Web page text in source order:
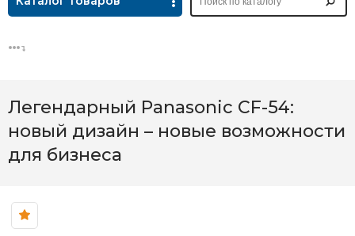
Легендарный Panasonic CF-54:
новый дизайн – новые возможности
для бизнеса